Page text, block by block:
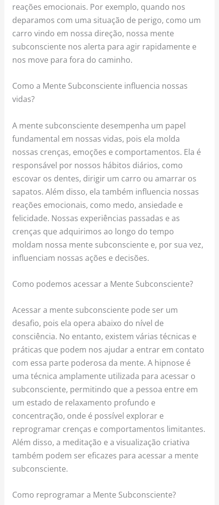
reações emocionais. Por exemplo, quando nos
deparamos com uma situação de perigo, como um
carro vindo em nossa direção, nossa mente
subconsciente nos alerta para agir rapidamente e
nos move para fora do caminho.
Como a Mente Subconsciente influencia nossas
vidas?
A mente subconsciente desempenha um papel
fundamental em nossas vidas, pois ela molda
nossas crenças, emoções e comportamentos. Ela é
responsável por nossos hábitos diários, como
escovar os dentes, dirigir um carro ou amarrar os
sapatos. Além disso, ela também influencia nossas
reações emocionais, como medo, ansiedade e
felicidade. Nossas experiências passadas e as
crenças que adquirimos ao longo do tempo
moldam nossa mente subconsciente e, por sua vez,
influenciam nossas ações e decisões.
Como podemos acessar a Mente Subconsciente?
Acessar a mente subconsciente pode ser um
desafio, pois ela opera abaixo do nível de
consciência. No entanto, existem várias técnicas e
práticas que podem nos ajudar a entrar em contato
com essa parte poderosa da mente. A hipnose é
uma técnica amplamente utilizada para acessar o
subconsciente, permitindo que a pessoa entre em
um estado de relaxamento profundo e
concentração, onde é possível explorar e
reprogramar crenças e comportamentos limitantes.
Além disso, a meditação e a visualização criativa
também podem ser eficazes para acessar a mente
subconsciente.
Como reprogramar a Mente Subconsciente?